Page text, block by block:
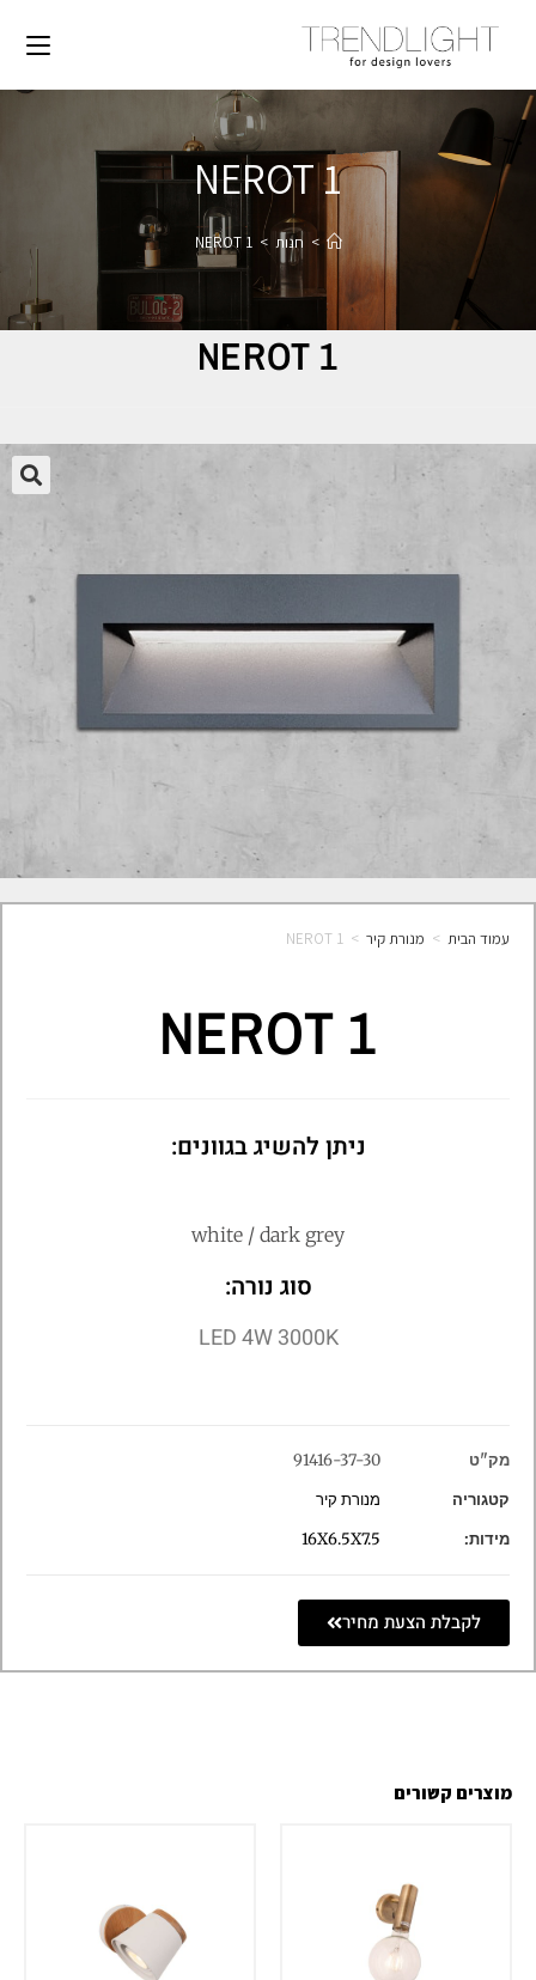
NEROT 1
> חנות >
NEROT 1
NEROT 1
עמוד הבית > מנורת קיר >
NEROT 1
NEROT 1
ניתן להשיג בגוונים:
white / dark grey
סוג נורה:
LED 4W 3000K
מק"ט
91416-37-30
קטגוריה
מנורת קיר
מידות:
16X6.5X7.5
לקבלת הצעת מחיר
מוצרים קשורים